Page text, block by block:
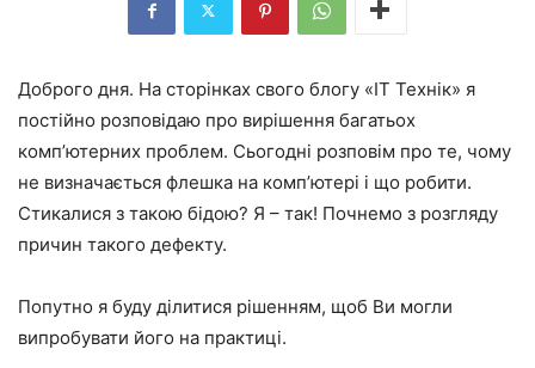
Доброго дня. На сторінках свого блогу «IT Технік» я
постійно розповідаю про вирішення багатьох
комп’ютерних проблем. Сьогодні розповім про те, чому
не визначається флешка на комп’ютері і що робити.
Стикалися з такою бідою? Я – так! Почнемо з розгляду
причин такого дефекту.
Попутно я буду ділитися рішенням, щоб Ви могли
випробувати його на практиці.